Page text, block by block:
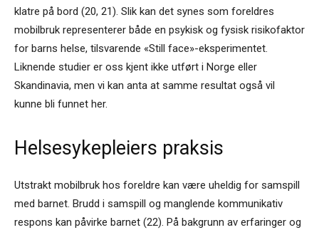
klatre på bord (20, 21). Slik kan det synes som foreldres
mobilbruk representerer både en psykisk og fysisk risikofaktor
for barns helse, tilsvarende «Still face»-eksperimentet.
Liknende studier er oss kjent ikke utført i Norge eller
Skandinavia, men vi kan anta at samme resultat også vil
kunne bli funnet her.
Helsesykepleiers praksis
Utstrakt mobilbruk hos foreldre kan være uheldig for samspill
med barnet. Brudd i samspill og manglende kommunikativ
respons kan påvirke barnet (22). På bakgrunn av erfaringer og